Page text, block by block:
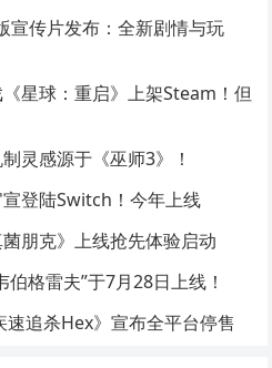
宣传片发布：全新剧情与玩
星球：重启》上架Steam！但
灵感源于《巫师3》！
登陆Switch！今年上线
朋克》上线抢先体验启动
伯格雷夫”于7月28日上线！
追杀Hex》宣布全平台停售